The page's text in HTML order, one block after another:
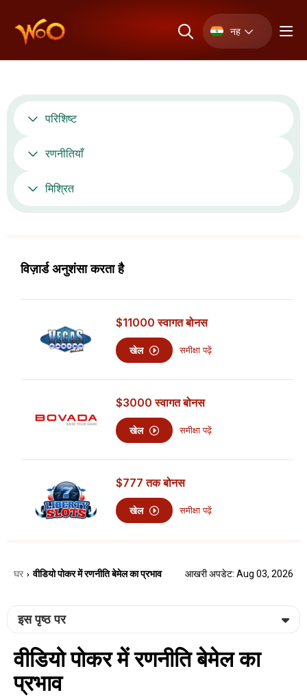
नह
परिशिष्ट
रणनीतियाँ
मिश्रित
विज़ार्ड अनुशंसा करता है
$11000 स्वागत बोनस
खेल समीक्षा पढ़ें
$3000 स्वागत बोनस
खेल समीक्षा पढ़ें
$777 तक बोनस
खेल समीक्षा पढ़ें
घर › वीडियो पोकर में रणनीति बेमेल का प्रभाव आखरी अपडेट: Aug 03, 2026
इस पृष्ठ पर
वीडियो पोकर में रणनीति बेमेल का
प्रभाव